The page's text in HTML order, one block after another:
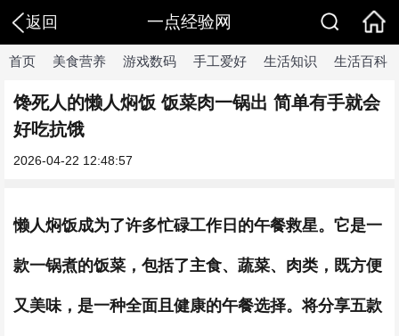
返回 一点经验网
首页 美食营养 游戏数码 手工爱好 生活知识 生活百科
馋死人的懒人焖饭 饭菜肉一锅出 简单有手就会
好吃抗饿
2026-04-22 12:48:57
懒人焖饭成为了许多忙碌工作日的午餐救星。它是一
款一锅煮的饭菜，包括了主食、蔬菜、肉类，既方便
又美味，是一种全面且健康的午餐选择。将分享五款